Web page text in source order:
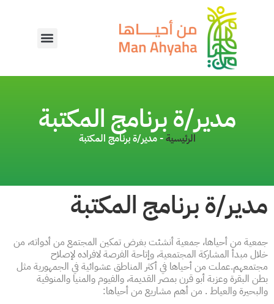
مدير/ة برنامج المكتبة
الرئيسية-مدير/ة برنامج المكتبة
مدير/ة برنامج المكتبة
جمعية من أحياها، جمعية أنشئت بغرض تمكين المجتمع من أدواته، من
خلال مبدأ المشاركة المجتمعية، وإتاحة الفرصة لافراده لإصلاح
مجتمعهم.عملت من أحياها في أكثر المناطق عشوائية في الجمهورية مثل
بطن البقرة وعزبة أبو قرن بمصر القديمة، والفيوم والمنيا والمنوفية
والبحيرة والعياط . من أهم مشاريع من أحياها: